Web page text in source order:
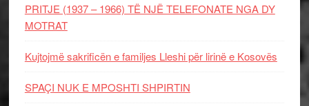
PRITJE (1937 – 1966) TË NJË TELEFONATE NGA DY
MOTRAT
Kujtojmë sakrificën e familjes Lleshi për lirinë e Kosovës
SPAÇI NUK E MPOSHTI SHPIRTIN